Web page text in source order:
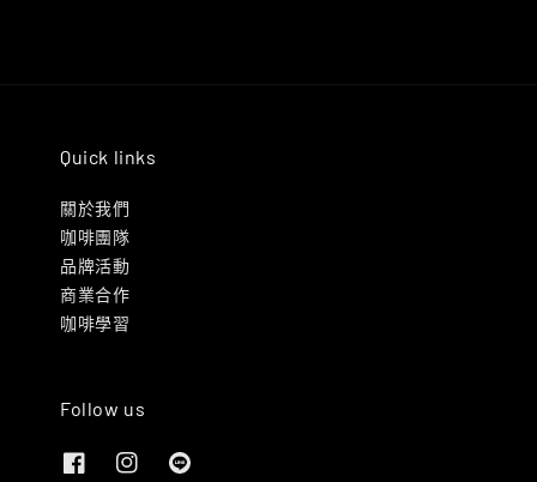
Quick links
關於我們
咖啡團隊
品牌活動
商業合作
咖啡學習
Follow us